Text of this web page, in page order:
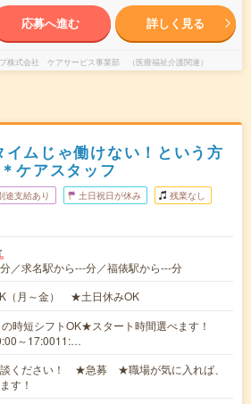
応募へ進む 詳しく見る
株式会社 ケアサービス事業部 （医療福祉介護関連）
イムじゃ働けない！という方
ケアスタッフ
途支給あり 土日祝日が休み 残業なし
／求名駅から---分／福俵駅から---分
（月～金） ★土日休みOK
時短シフトOK★スタート時間選べます！
～17:0011:…
談ください！ ★急募 ★職場が気に入れば、
す！